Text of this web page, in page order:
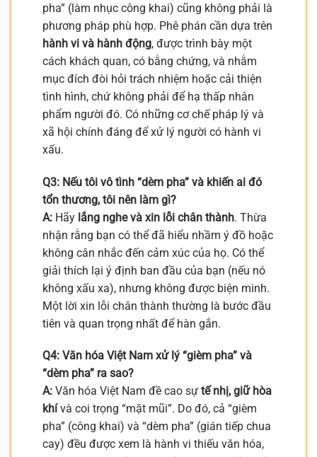
pha” (làm nhục công khai) cũng không phải là
phương pháp phù hợp. Phê phán cần dựa trên
hành vi và hành động, được trình bày một
cách khách quan, có bằng chứng, và nhằm
mục đích đòi hỏi trách nhiệm hoặc cải thiện
tình hình, chứ không phải để hạ thấp nhân
phẩm người đó. Có những cơ chế pháp lý và
xã hội chính đáng để xử lý người có hành vi
xấu.
Q3: Nếu tôi vô tình “dèm pha” và khiến ai đó
tổn thương, tôi nên làm gì?
A: Hãy lắng nghe và xin lỗi chân thành. Thừa
nhận rằng bạn có thể đã hiểu nhầm ý đồ hoặc
không cân nhắc đến cảm xúc của họ. Có thể
giải thích lại ý định ban đầu của bạn (nếu nó
không xấu xa), nhưng không được biện minh.
Một lời xin lỗi chân thành thường là bước đầu
tiên và quan trọng nhất để hàn gắn.
Q4: Văn hóa Việt Nam xử lý “gièm pha” và
“dèm pha” ra sao?
A: Văn hóa Việt Nam đề cao sự tế nhị, giữ hòa
khívà coi trọng “mặt mũi”. Do đó, cả “gièm
pha” (công khai) và “dèm pha” (gián tiếp chua
cay) đều được xem là hành vi thiếu văn hóa,